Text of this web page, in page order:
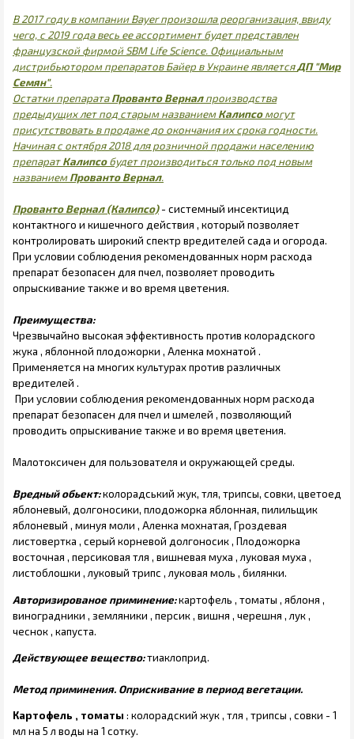
В 2017 году в компании Bayer произошла реорганизация, ввиду
чего, с 2019 года весь ее ассортимент будет представлен
французской фирмой SBM Life Science. Официальным
дистрибьютором препаратов Байер в Украине являетсяДП "Мир
Семян".
Остатки препаратаПрованто Верналпроизводства
предыдущих лет под старым названиемКалипсомогут
присутствовать в продаже до окончания их срока годности.
Начиная с октября 2018 для розничной продажи населению
препаратКалипсобудет производиться только под новым
названиемПрованто Вернал.
Прованто Вернал (Калипсо)- системный инсектицид
контактного и кишечного действия , который позволяет
контролировать широкий спектр вредителей сада и огорода.
При условии соблюдения рекомендованных норм расхода
препарат безопасен для пчел, позволяет проводить
опрыскивание также и во время цветения.
Преимущества:
Чрезвычайно высокая эффективность против колорадского
жука , яблонной плодожорки , Аленка мохнатой .
Применяется на многих культурах против различных
вредителей .
При условии соблюдения рекомендованных норм расхода
препарат безопасен для пчел и шмелей , позволяющий
проводить опрыскивание также и во время цветения.
Малотоксичен для пользователя и окружающей среды.
Вредный обьект:колорадський жук, тля, трипсы, совки, цветоед
яблоневый, долгоносики, плодожорка яблонная, пилильщик
яблоневый , минуя моли , Аленка мохнатая, Гроздевая
листовертка , серый корневой долгоносик , Плодожорка
восточная , персиковая тля , вишневая муха , луковая муха ,
листоблошки , луковый трипс , луковая моль , билянки.
Авторизированое приминение:картофель , томаты , яблоня ,
виноградники , земляники , персик , вишня , черешня , лук ,
чеснок , капуста.
Действующее вещество:тиаклоприд.
Метод приминения. Оприскивание в период вегетации.
Картофель , томаты : колорадский жук , тля , трипсы , совки - 1
мл на 5 л воды на 1 сотку.